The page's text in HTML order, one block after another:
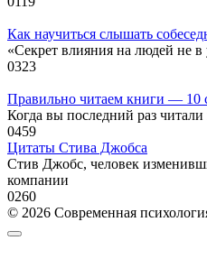
Как научиться слышать
«Секрет влияния на людей не в
0323
Правильно читаем книги — 10
Когда вы последний раз читали
0459
Цитаты Стива Джобса
Стив Джобс, человек
компании
0260
© 2026 Современная